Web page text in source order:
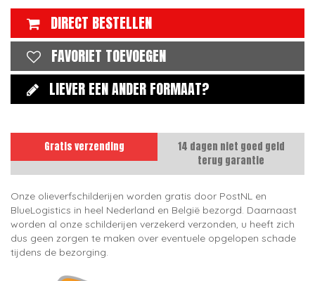
DIRECT BESTELLEN
FAVORIET TOEVOEGEN
LIEVER EEN ANDER FORMAAT?
Gratis verzending
14 dagen niet goed geld
terug garantie
Onze olieverfschilderijen worden gratis door PostNL en
BlueLogistics in heel Nederland en België bezorgd. Daarnaast
worden al onze schilderijen verzekerd verzonden, u heeft zich
dus geen zorgen te maken over eventuele opgelopen schade
tijdens de bezorging.